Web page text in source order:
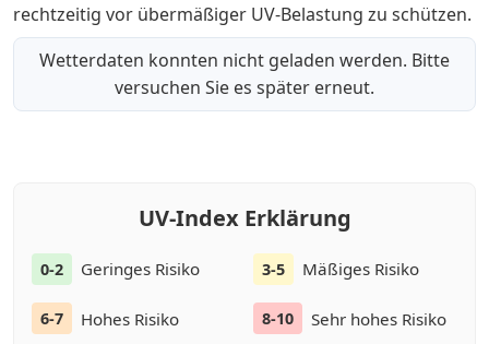
rechtzeitig vor übermäßiger UV-Belastung zu schützen.
Wetterdaten konnten nicht geladen werden. Bitte
versuchen Sie es später erneut.
UV-Index Erklärung
0-2 Geringes Risiko 3-5 Mäßiges Risiko
6-7 Hohes Risiko 8-10 Sehr hohes Risiko